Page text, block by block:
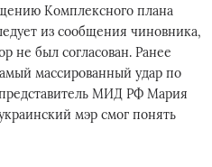
Комплексного плана
из сообщения чиновника,
не был согласован. Ранее
массированный удар по
МИД РФ Мария
мэр смог понять